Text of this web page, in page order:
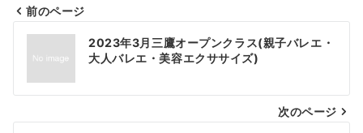
投
ナ
ビ
前のページ
2023年3月三鷹オープンクラス(親子バレエ・
大人バレエ・美容エクササイズ)
次のページ